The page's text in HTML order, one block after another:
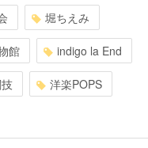
堀ちえみ
館 indigo la End
洋楽POPS